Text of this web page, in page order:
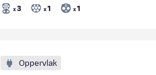
x 3 x 1 x 1
Oppervlak